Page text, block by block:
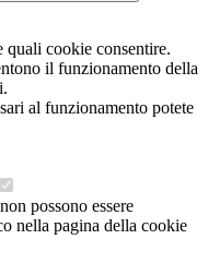
quali cookie consentire.
il funzionamento della
al funzionamento potete
possono essere
nella pagina della cookie